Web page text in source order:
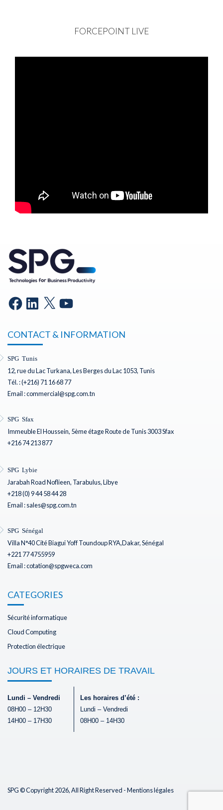
FORCEPOINT LIVE
CONTACT & INFORMATION
SPG Tunis
12, rue du Lac Turkana, Les Berges du Lac 1053, Tunis
Tél. : (+216) 71 16 68 77
Email : commercial@spg.com.tn
SPG Sfax
Immeuble El Houssein, 5ème étage Route de Tunis 3003 Sfax
+216 74 213 877
SPG Lybie
Jarabah Road Noflieen, Tarabulus, Libye
+218 (0) 9 44 58 44 28
Email : sales@spg.com.tn
SPG Sénégal
Villa N°40 Cité Biagui Yoff Toundoup RYA,Dakar, Sénégal
+221 77 4755959
Email : cotation@spgweca.com
CATEGORIES
Sécurité informatique
Cloud Computing
Protection électrique
JOURS ET HORAIRES DE TRAVAIL
Lundi – Vendredi
08H00 – 12H30
14H00 – 17H30
Les horaires d’été :
Lundi – Vendredi
08H00 – 14H30
SPG © Copyright 2026, All Right Reserved -Mentions légales